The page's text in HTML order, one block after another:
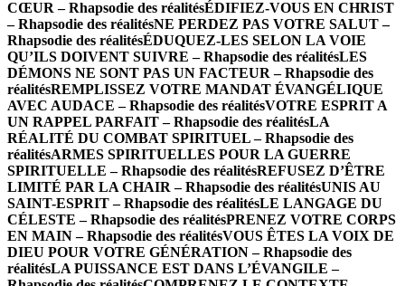
CŒUR – Rhapsodie des réalitésÉDIFIEZ-VOUS EN CHRIST
– Rhapsodie des réalitésNE PERDEZ PAS VOTRE SALUT –
Rhapsodie des réalitésÉDUQUEZ-LES SELON LA VOIE
QU’ILS DOIVENT SUIVRE – Rhapsodie des réalitésLES
DÉMONS NE SONT PAS UN FACTEUR – Rhapsodie des
réalitésREMPLISSEZ VOTRE MANDAT ÉVANGÉLIQUE
AVEC AUDACE – Rhapsodie des réalitésVOTRE ESPRIT A
UN RAPPEL PARFAIT – Rhapsodie des réalitésLA
RÉALITÉ DU COMBAT SPIRITUEL – Rhapsodie des
réalitésARMES SPIRITUELLES POUR LA GUERRE
SPIRITUELLE – Rhapsodie des réalitésREFUSEZ D’ÊTRE
LIMITÉ PAR LA CHAIR – Rhapsodie des réalitésUNIS AU
SAINT-ESPRIT – Rhapsodie des réalitésLE LANGAGE DU
CÉLESTE – Rhapsodie des réalitésPRENEZ VOTRE CORPS
EN MAIN – Rhapsodie des réalitésVOUS ÊTES LA VOIX DE
DIEU POUR VOTRE GÉNÉRATION – Rhapsodie des
réalitésLA PUISSANCE EST DANS L’ÉVANGILE –